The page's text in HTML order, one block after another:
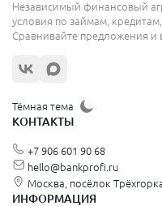
Независимый финансовый
условия по займам,
Сравнивайте предложения и
Тёмная тема
КОНТАКТЫ
+7 906 601 90 68
hello@bankprofi.ru
Москва, посёлок
ИНФОРМАЦИЯ